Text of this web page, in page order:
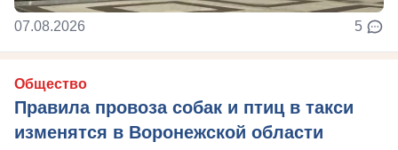
07.08.2026 5
Общество
Правила провоза собак и птиц в такси
изменятся в Воронежской области